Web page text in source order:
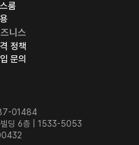
룸
니스
정책
문의
87-01484
빌딩 6층 | 1533-5053